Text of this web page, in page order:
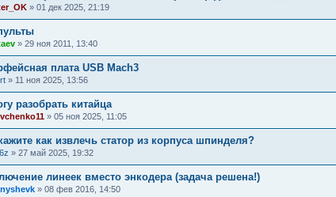
» 01 дек 2025, 21:19
» 29 ноя 2011, 13:40
плата USB Mach3
» 11 ноя 2025, 13:56
разобрать китайца
» 05 ноя 2025, 11:05
как извлечь статор из корпуса шпинделя?
» 27 май 2025, 19:32
линеек вместо энкодера (задача решена!)
» 08 фев 2016, 14:50